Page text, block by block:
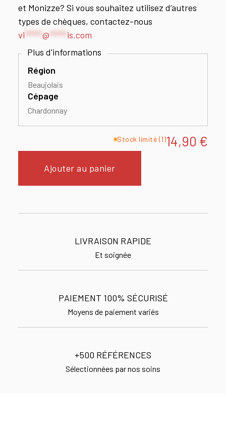
et Monizze? Si vous souhaitez utilisez d’autres
types de chèques, contactez-nous
vi *****@ ***** is.com
Région
Beaujolais
Cépage
Chardonnay
14,90 €
Stock limité (1)
Ajouter au panier
LIVRAISON RAPIDE
Et soignée
PAIEMENT 100% SÉCURISÉ
Moyens de paiement variés
+500 RÉFÉRENCES
Sélectionnées par nos soins